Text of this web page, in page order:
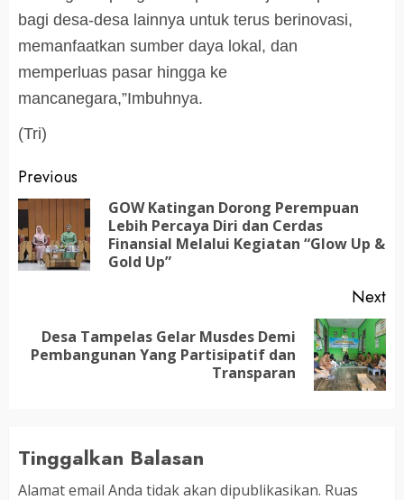
bagi desa-desa lainnya untuk terus berinovasi,
memanfaatkan sumber daya lokal, dan
memperluas pasar hingga ke
mancanegara,”Imbuhnya.
(Tri)
Post
navigation
Previous
GOW Katingan Dorong Perempuan
Lebih Percaya Diri dan Cerdas
Finansial Melalui Kegiatan “Glow Up &
Gold Up”
Next
Next
Desa Tampelas Gelar Musdes Demi
Pembangunan Yang Partisipatif dan
Transparan
Tinggalkan Balasan
Alamat email Anda tidak akan dipublikasikan. Ruas